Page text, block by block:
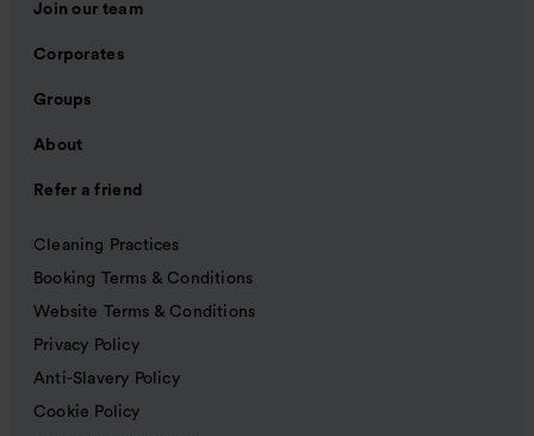
Join our team
Corporates
Groups
About
Refer a friend
Cleaning Practices
Booking Terms & Conditions
Website Terms & Conditions
Privacy Policy
Anti-Slavery Policy
Cookie Policy